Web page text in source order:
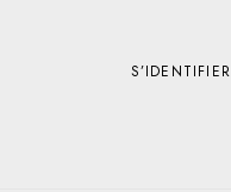
S’IDENTIFIER